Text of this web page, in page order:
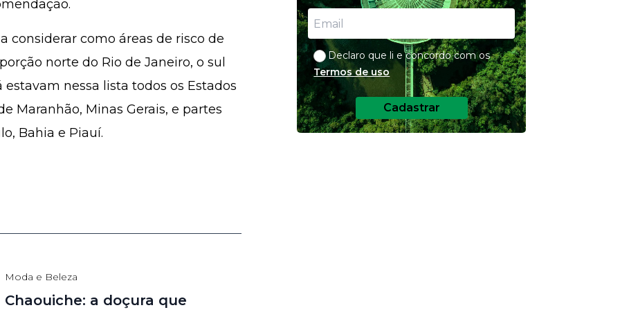
considerar como áreas de risco de
norte do Rio de Janeiro, o sul
nessa lista todos os Estados
Maranhão, Minas Gerais, e partes
Bahia e Piauí.
Moda e Beleza
Chaouiche: a doçura que
Declaro que li e concordo com os
Termos de uso
Cadastrar